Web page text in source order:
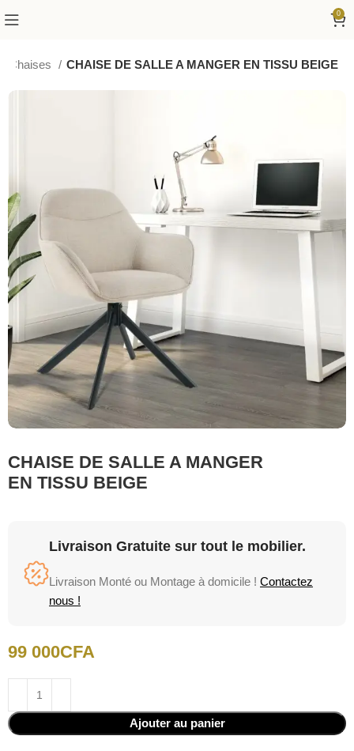
0
Chaises CHAISE DE SALLE A MANGER EN TISSU BEIGE
CHAISE DE SALLE A MANGER
EN TISSU BEIGE
Livraison Gratuite sur tout le mobilier.
Livraison Monté ou Montage à domicile !Contactez
nous !
99 000CFA
Ajouter au panier